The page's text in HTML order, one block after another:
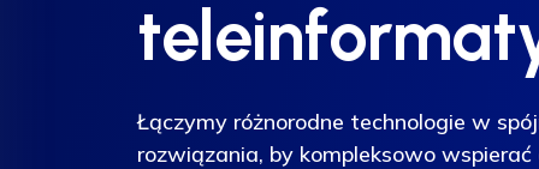
Łączymy różnorodne technologie w
rozwiązania, by kompleksowo
Łączymy różnorodne technologie w
rozwiązania, by kompleksowo
Łączymy różnorodne technologie w
rozwiązania, by kompleksowo